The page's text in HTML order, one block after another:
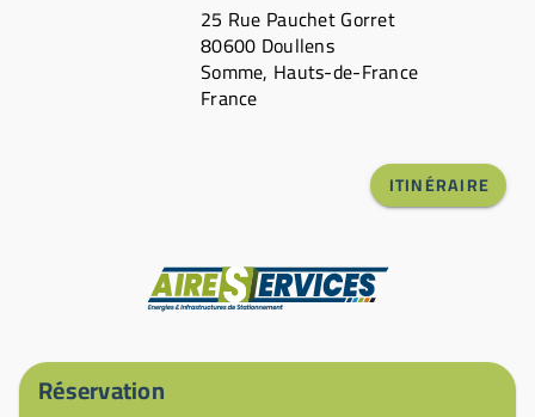
25 Rue Pauchet Gorret
80600 Doullens
Somme, Hauts-de-France
France
ITINÉRAIRE
Réservation